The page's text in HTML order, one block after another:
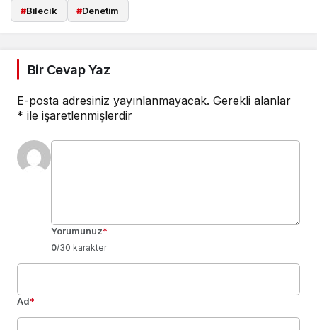
#Bilecik #Denetim
Bir Cevap Yaz
E-posta adresiniz yayınlanmayacak. Gerekli alanlar
* ile işaretlenmişlerdir
Yorumunuz*
0/30 karakter
Ad*